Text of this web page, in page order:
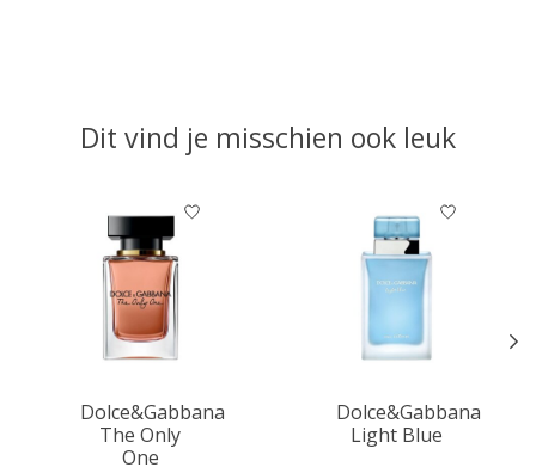
Dit vind je misschien ook leuk
Items van productcarrousel
Dolce&Gabbana
The Only
One
Dolce&Gabbana
Light Blue